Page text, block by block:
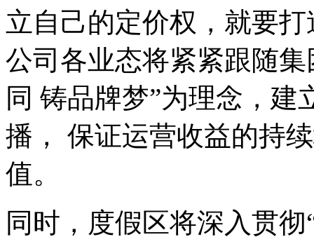
立自己的定价权，就要
公司各业态将紧紧跟随
同 铸品牌梦”为理念，建
播， 保证运营收益的持
值。
同时，度假区将深入贯彻